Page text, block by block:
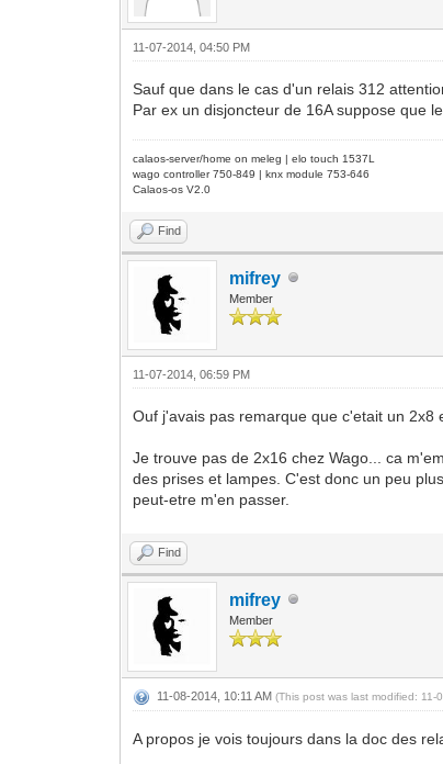
11-07-2014, 04:50 PM
Sauf que dans le cas d'un relais 312
Par ex un disjoncteur de 16A suppose que
calaos-server/home on meleg | elo touch 1537L
wago controller 750-849 | knx module 753-646
Calaos-os V2.0
Find
mifrey
Member
11-07-2014, 06:59 PM
Ouf j'avais pas remarque que c'etait un 2x8
Je trouve pas de 2x16 chez Wago... ca
des prises et lampes. C'est donc un peu
peut-etre m'en passer.
Find
mifrey
Member
11-08-2014, 10:11 AM(This post was last modified:
A propos je vois toujours dans la doc des